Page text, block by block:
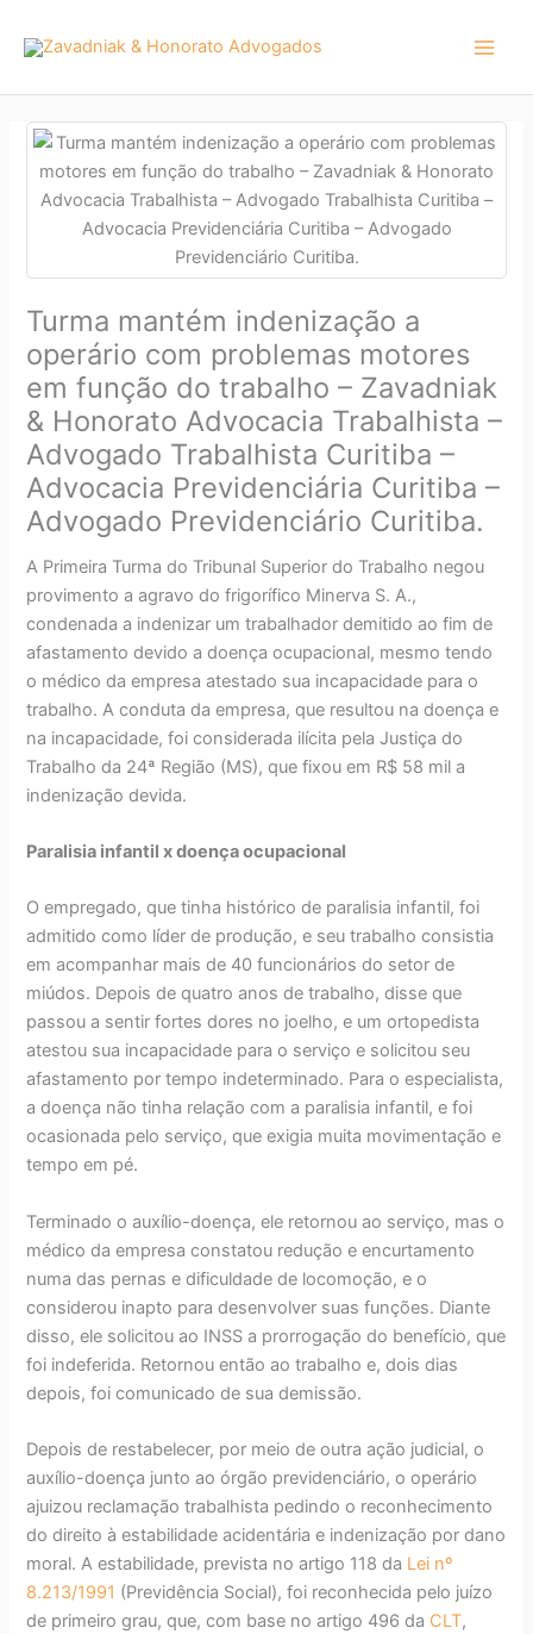
para
conteúdo
Turma mantém indenização a
operário com problemas motores
em função do trabalho – Zavadniak
& Honorato Advocacia Trabalhista –
Advogado Trabalhista Curitiba –
Advocacia Previdenciária Curitiba –
Advogado Previdenciário Curitiba.
A Primeira Turma do Tribunal Superior do Trabalho negou
provimento a agravo do frigorífico Minerva S. A.,
condenada a indenizar um trabalhador demitido ao fim de
afastamento devido a doença ocupacional, mesmo tendo
o médico da empresa atestado sua incapacidade para o
trabalho. A conduta da empresa, que resultou na doença e
na incapacidade, foi considerada ilícita pela Justiça do
Trabalho da 24ª Região (MS), que fixou em R$ 58 mil a
indenização devida.
Paralisia infantil x doença ocupacional
O empregado, que tinha histórico de paralisia infantil, foi
admitido como líder de produção, e seu trabalho consistia
em acompanhar mais de 40 funcionários do setor de
miúdos. Depois de quatro anos de trabalho, disse que
passou a sentir fortes dores no joelho, e um ortopedista
atestou sua incapacidade para o serviço e solicitou seu
afastamento por tempo indeterminado. Para o especialista,
a doença não tinha relação com a paralisia infantil, e foi
ocasionada pelo serviço, que exigia muita movimentação e
tempo em pé.
Terminado o auxílio-doença, ele retornou ao serviço, mas o
médico da empresa constatou redução e encurtamento
numa das pernas e dificuldade de locomoção, e o
considerou inapto para desenvolver suas funções. Diante
disso, ele solicitou ao INSS a prorrogação do benefício, que
foi indeferida. Retornou então ao trabalho e, dois dias
depois, foi comunicado de sua demissão.
Depois de restabelecer, por meio de outra ação judicial, o
auxílio-doença junto ao órgão previdenciário, o operário
ajuizou reclamação trabalhista pedindo o reconhecimento
do direito à estabilidade acidentária e indenização por dano
moral. A estabilidade, prevista no artigo 118 da Lei nº
8.213/1991 (Previdência Social), foi reconhecida pelo juízo
de primeiro grau, que, com base no artigo 496 da CLT,